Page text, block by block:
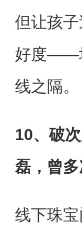
但让孩
好度——
线之隔。
10、破
磊，曾
线下珠